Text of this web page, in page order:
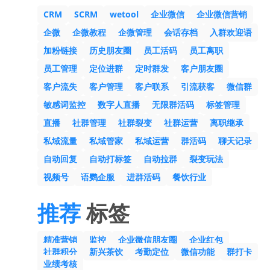
CRM SCRM wetool 企业微信
企业微信营销
企微
企微教程 企微管理 会话存档
入群欢迎语
加粉链接
历史朋友圈 员工活码
员工离职
员工管理
定位进群 定时群发
客户朋友圈
客户流失
客户管理 客户联系 引流获客
微信群
敏感词监控
数字人直播 无限群活码
标签管理
直播
社群管理 社群裂变 社群运营
离职继承
私域流量
私域管家 私域运营 群活码
聊天记录
自动回复
自动打标签 自动拉群
裂变玩法
视频号
语鹦企服 进群活码 餐饮行业
推荐标签
精准营销 监控 企业微信朋友圈
企业红包
社群积分
新兴茶饮 考勤定位 微信功能
群打卡
业绩考核